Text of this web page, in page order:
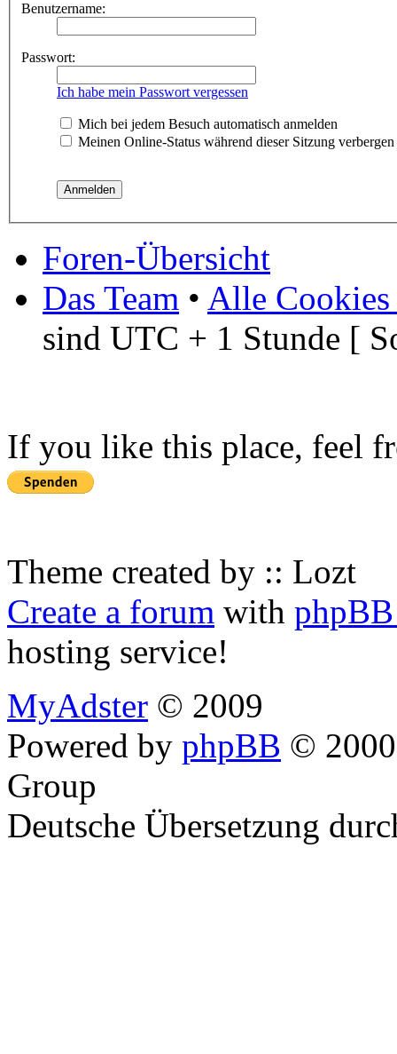
Benutzername:
Passwort:
Ich habe mein Passwort vergessen
Mich bei jedem Besuch automatisch anmelden
Meinen Online-Status während dieser Sitzung verbergen
Foren-Übersicht
Das Team • Alle Cookies
sind UTC + 1 Stunde [
If you like this place, feel
Theme created by :: Lozt
Create a forum with
hosting service!
MyAdster © 2009
Powered by phpBB ©
Group
Deutsche Übersetzung